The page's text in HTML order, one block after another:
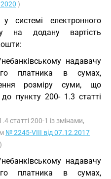
)
системі електронного
на додану вартість
надавачу
платника в сумах,
розміру суми, що
пункту 200- 1.3 статті
статті 200-1 із змінами,
№ 2245-VIII від 07.12.2017
)
надавачу
платника в сумах,